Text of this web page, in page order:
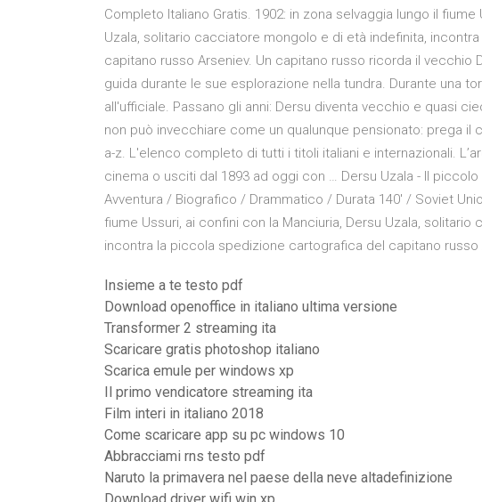
Completo Italiano Gratis. 1902: in zona selvaggia lungo il
Uzala, solitario cacciatore mongolo e di età indefinita,
capitano russo Arseniev. Un capitano russo ricorda il
guida durante le sue esplorazione nella tundra. Durante una
all'ufficiale. Passano gli anni: Dersu diventa vecchio e quasi
non può invecchiare come un qualunque pensionato: prega il
a-z. L'elenco completo di tutti i titoli italiani e internazionali.
cinema o usciti dal 1893 ad oggi con … Dersu Uzala - Il piccolo
Avventura / Biografico / Drammatico / Durata 140′ / Soviet
fiume Ussuri, ai confini con la Manciuria, Dersu Uzala,
incontra la piccola spedizione cartografica del capitano russo
Insieme a te testo pdf
Download openoffice in italiano ultima versione
Transformer 2 streaming ita
Scaricare gratis photoshop italiano
Scarica emule per windows xp
Il primo vendicatore streaming ita
Film interi in italiano 2018
Come scaricare app su pc windows 10
Abbracciami rns testo pdf
Naruto la primavera nel paese della neve altadefinizione